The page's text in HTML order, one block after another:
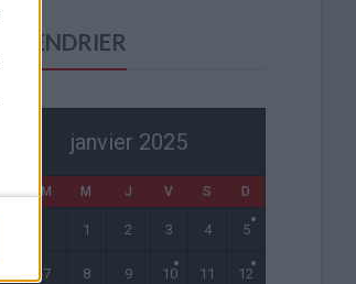
CALENDRIER
janvier 2025
M M J V S D
1 2 3 4 5
7 8 9 10 11 12